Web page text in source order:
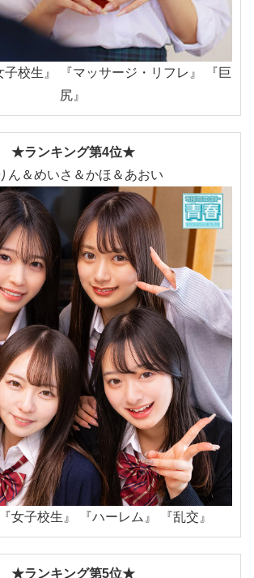
子校生』 『マッサージ・リフレ』 『巨
尻』
★ランキング第4位★
ん＆めいさ＆かほ＆あおい
女子校生』 『ハーレム』 『乱交』
★ランキング第5位★